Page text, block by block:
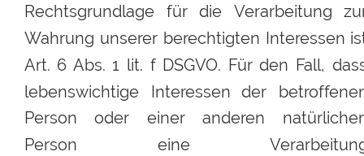
Rechtsgrundlage
für die Verarbeitung
Wahrung unserer berechtigten Interessen
Art. 6 Abs. 1 lit. f DSGVO. Für den Fall,
lebenswichtige
Interessen der
Person
oder einer anderen
Person
eine